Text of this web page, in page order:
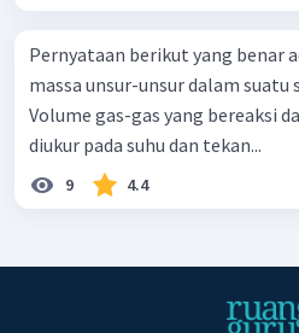
Pernyataan berikut yang benar adalah ...
massa unsur-unsur dalam suatu
Volume gas-gas yang bereaksi
diukur pada suhu dan tekan...
9 4.4